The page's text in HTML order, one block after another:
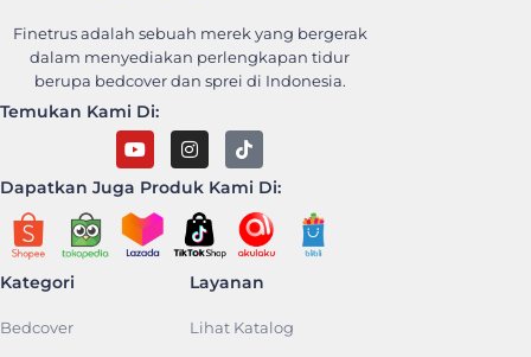
Finetrus Bedcover
Finetrus adalah sebuah merek yang bergerak
dalam menyediakan perlengkapan tidur
berupa bedcover dan sprei di Indonesia.
Temukan Kami Di:
Dapatkan Juga Produk Kami Di:
Kategori
Bedcover
Layanan
Lihat Katalog